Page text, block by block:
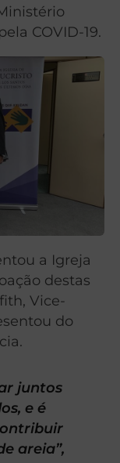
COVID-19.
a Igreja
destas
Vice-
do
juntos
e é
areia”,